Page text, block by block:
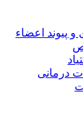
و پیوند اعضاء
درمانی